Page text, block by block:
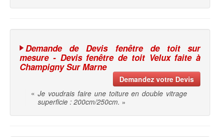
Demande de Devis fenêtre de toit sur
mesure - Devis fenêtre de toit Velux faite à
Champigny Sur Marne
Demandez votre Devis
« Je voudrais faire une toiture en double vitrage
superficie : 200cm/250cm. »